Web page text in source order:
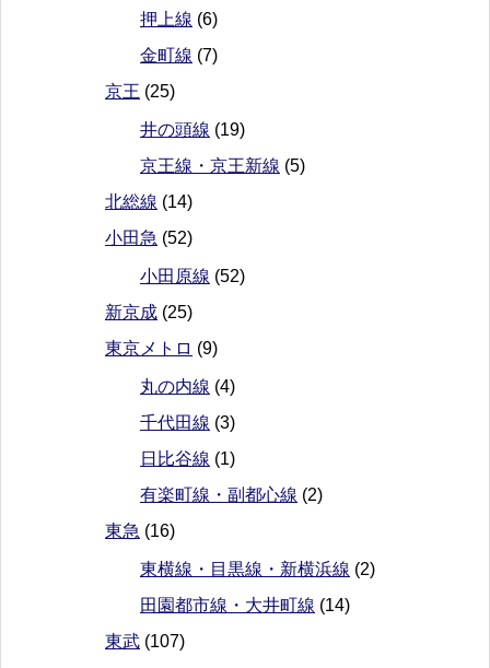
押上線 (6)
金町線 (7)
京王 (25)
井の頭線 (19)
京王線・京王新線 (5)
北総線 (14)
小田急 (52)
小田原線 (52)
新京成 (25)
東京メトロ (9)
丸の内線 (4)
千代田線 (3)
日比谷線 (1)
有楽町線・副都心線 (2)
東急 (16)
東横線・目黒線・新横浜線 (2)
田園都市線・大井町線 (14)
東武 (107)